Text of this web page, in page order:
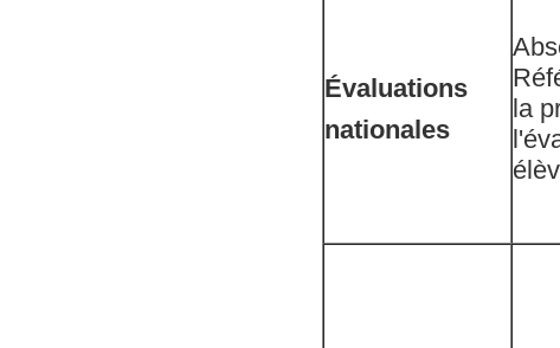
Évaluations
nationales
la